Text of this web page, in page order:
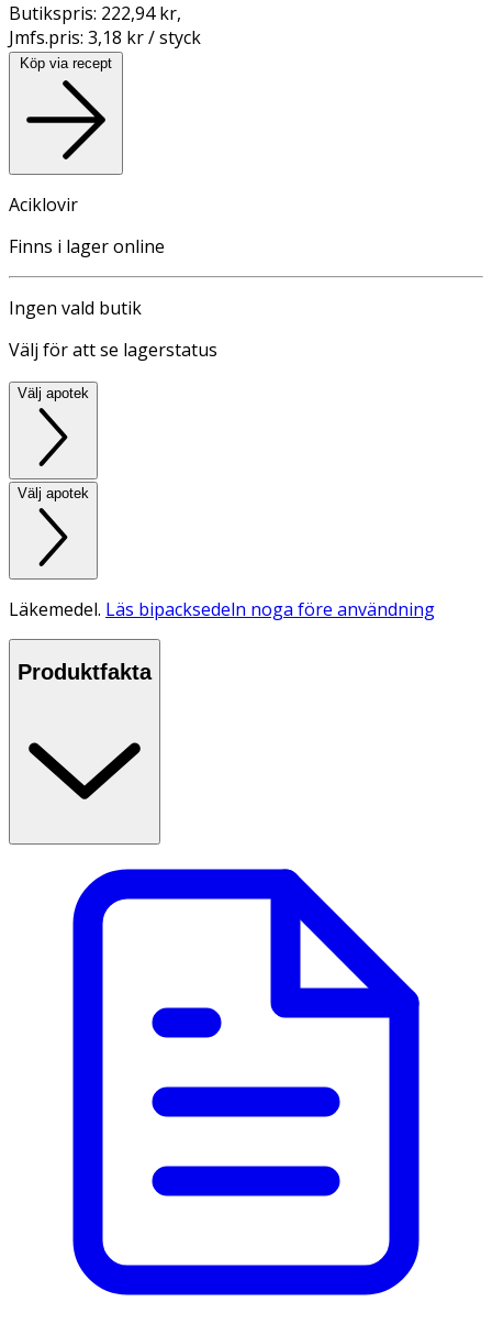
Butikspris: 222,94 kr,
Jmfs.pris: 3,18 kr / styck
Köp via recept
Aciklovir
Finns i lager online
Ingen vald butik
Välj för att se lagerstatus
Välj apotek
Välj apotek
Läkemedel. Läs bipacksedeln noga före användning
Produktfakta